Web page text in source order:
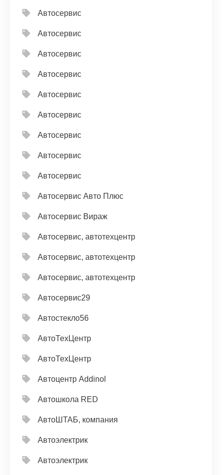
Автосервис
Автосервис
Автосервис
Автосервис
Автосервис
Автосервис
Автосервис
Автосервис
Автосервис
Автосервис Авто Плюс
Автосервис Вираж
Автосервис, автотехцентр
Автосервис, автотехцентр
Автосервис, автотехцентр
Автосервис29
Автостекло56
АвтоТехЦентр
АвтоТехЦентр
Автоцентр Addinol
Автошкола RED
АвтоШТАБ, компания
Автоэлектрик
Автоэлектрик